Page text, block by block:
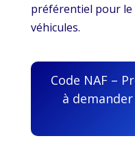
préférentiel pour
véhicules.
Code NAF –
à